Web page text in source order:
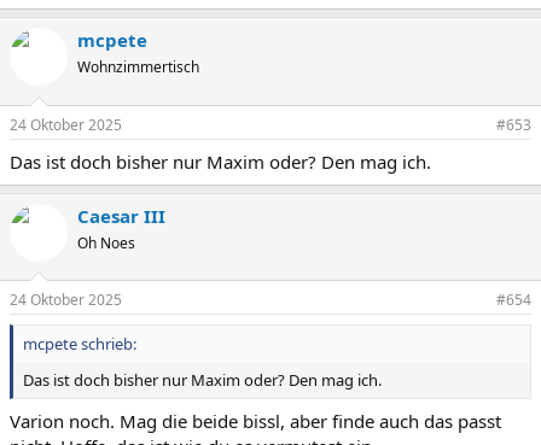
mcpete
Wohnzimmertisch
24 Oktober 2025 #653
Das ist doch bisher nur Maxim oder? Den mag ich.
Caesar III
Oh Noes
24 Oktober 2025 #654
mcpete schrieb:
Das ist doch bisher nur Maxim oder? Den mag ich.
Varion noch. Mag die beide bissl, aber finde auch das passt